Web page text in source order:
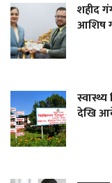
शहीद
आशिष
देखि